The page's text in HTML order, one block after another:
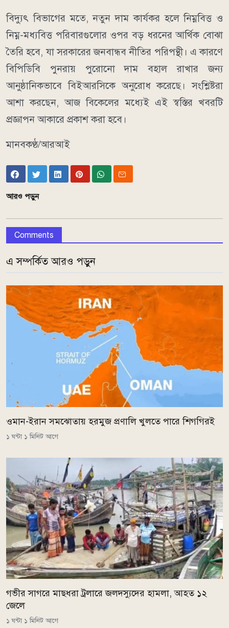
বিদ্যুৎ বিভাগের মতে, নতুন দাম কার্যকর হলে নিম্নবিত্ত ও
নিম্ন-মধ্যবিত্ত পরিবারগুলোর ওপর বড় ধরনের আর্থিক বোঝা
তৈরি হবে, যা সরকারের জনবান্ধব নীতির পরিপন্থী। এ কারণে
বিপিডিবি পুনরায় পুরোনো দাম বহাল রাখার জন্য
আনুষ্ঠানিকভাবে বিইআরসিকে অনুরোধ করেছে। সংশ্লিষ্টরা
আশা করছেন, আজ বিকেলের মধ্যেই এই স্বস্তির খবরটি
প্রজ্ঞাপন আকারে প্রকাশ করা হবে।
মানবকণ্ঠ/আরআই
আরও পড়ুন
Comments
এ সম্পর্কিত আরও পড়ুন
ওমান-ইরান সমঝোতায় হরমুজ প্রণালি খুলতে পারে শিগগিরই
১ ঘন্টা ১ মিনিট আগে
গভীর সাগরে মাছধরা ট্রলারে জলদস্যুদের হামলা, আহত ১২
জেলে
১ ঘন্টা ১ মিনিট আগে